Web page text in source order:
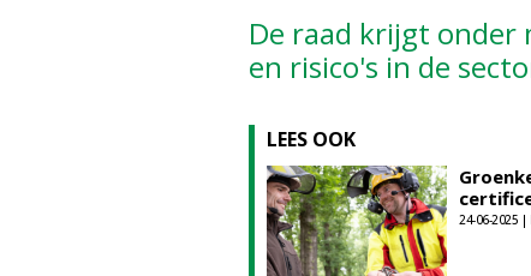
De raad krijgt onder
en risico's in de
LEES OOK
24-06-2025 |